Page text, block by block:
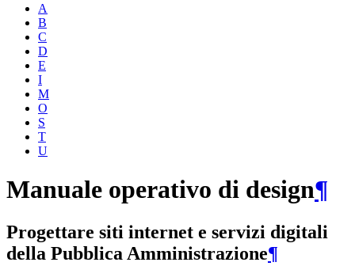
A
B
C
D
E
I
M
O
S
T
U
Manuale operativo di design¶
Progettare siti internet e servizi digitali
della Pubblica Amministrazione¶